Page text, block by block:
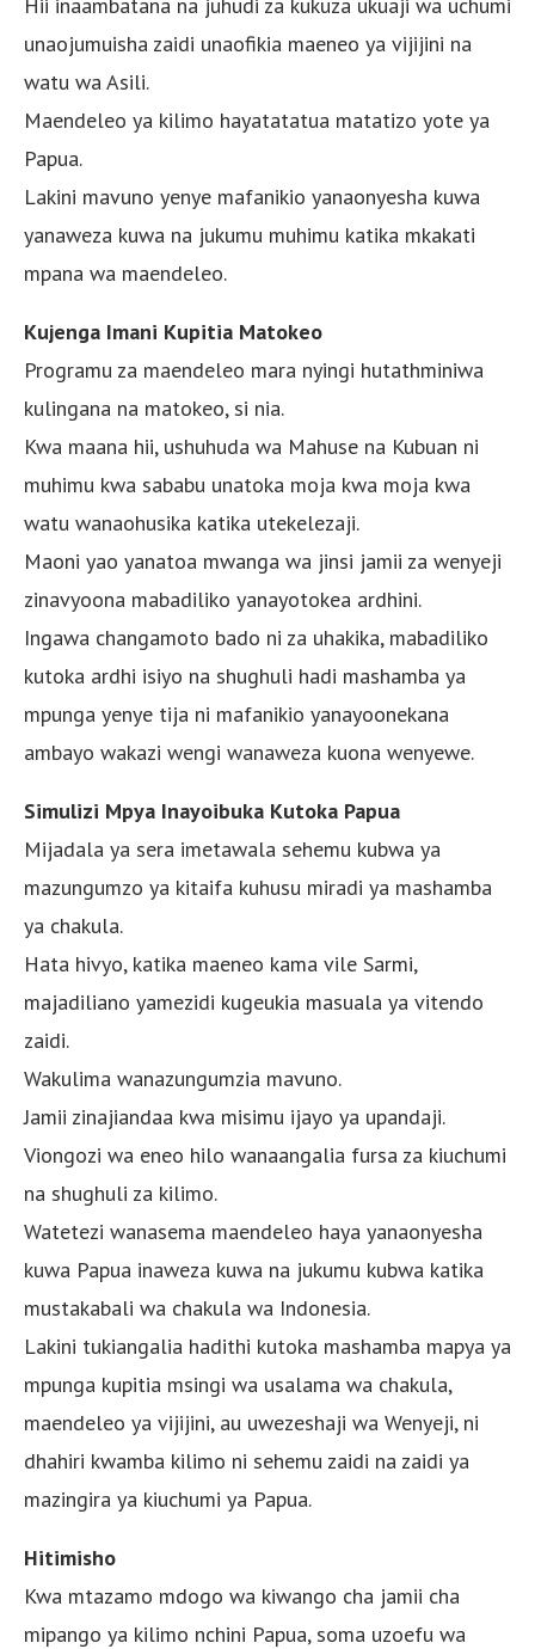
unaojumuisha zaidi unaofikia maeneo ya vijijini na
watu wa Asili.
Maendeleo ya kilimo hayatatatua matatizo yote ya
Papua.
Lakini mavuno yenye mafanikio yanaonyesha kuwa
yanaweza kuwa na jukumu muhimu katika mkakati
mpana wa maendeleo.
Kujenga Imani Kupitia Matokeo
Programu za maendeleo mara nyingi hutathminiwa
kulingana na matokeo, si nia.
Kwa maana hii, ushuhuda wa Mahuse na Kubuan ni
muhimu kwa sababu unatoka moja kwa moja kwa
watu wanaohusika katika utekelezaji.
Maoni yao yanatoa mwanga wa jinsi jamii za wenyeji
zinavyoona mabadiliko yanayotokea ardhini.
Ingawa changamoto bado ni za uhakika, mabadiliko
kutoka ardhi isiyo na shughuli hadi mashamba ya
mpunga yenye tija ni mafanikio yanayoonekana
ambayo wakazi wengi wanaweza kuona wenyewe.
Simulizi Mpya Inayoibuka Kutoka Papua
Mijadala ya sera imetawala sehemu kubwa ya
mazungumzo ya kitaifa kuhusu miradi ya mashamba
ya chakula.
Hata hivyo, katika maeneo kama vile Sarmi,
majadiliano yamezidi kugeukia masuala ya vitendo
zaidi.
Wakulima wanazungumzia mavuno.
Jamii zinajiandaa kwa misimu ijayo ya upandaji.
Viongozi wa eneo hilo wanaangalia fursa za kiuchumi
na shughuli za kilimo.
Watetezi wanasema maendeleo haya yanaonyesha
kuwa Papua inaweza kuwa na jukumu kubwa katika
mustakabali wa chakula wa Indonesia.
Lakini tukiangalia hadithi kutoka mashamba mapya ya
mpunga kupitia msingi wa usalama wa chakula,
maendeleo ya vijijini, au uwezeshaji wa Wenyeji, ni
dhahiri kwamba kilimo ni sehemu zaidi na zaidi ya
mazingira ya kiuchumi ya Papua.
Hitimisho
Kwa mtazamo mdogo wa kiwango cha jamii cha
mipango ya kilimo nchini Papua, soma uzoefu wa